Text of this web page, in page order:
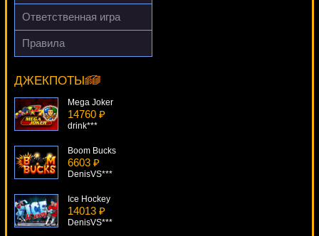
drink***
Ответственная игра
Правила
ДЖЕКПОТЫ
Genie Wild
Gamer***
Mega Joker
14760 ₽
drink***
Boom Bucks
6603 ₽
DenisVS***
Ice Hockey
14013 ₽
DenisVS***